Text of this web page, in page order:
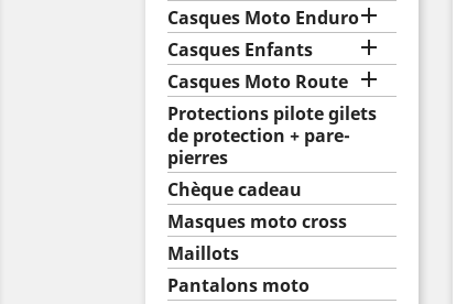
Casques Moto Enduro
Casques Enfants 
Casques Moto Route 
Protections pilote gilets
de protection + pare-
pierres
Chèque cadeau
Masques moto cross
Maillots
Pantalons moto